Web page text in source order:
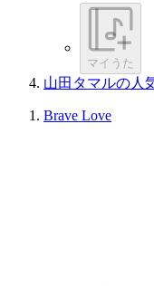
マイうた
山田タマルの人
Brave Love